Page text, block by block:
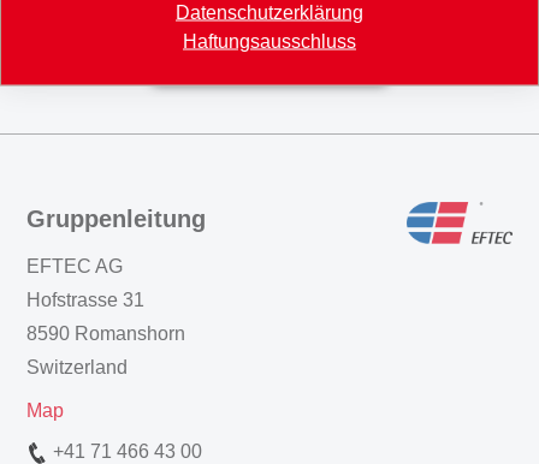
Datenschutzerklärung
Haftungsausschluss
Gruppenleitung
EFTEC AG
Hofstrasse 31
8590 Romanshorn
Switzerland
Map
+41 71 466 43 00